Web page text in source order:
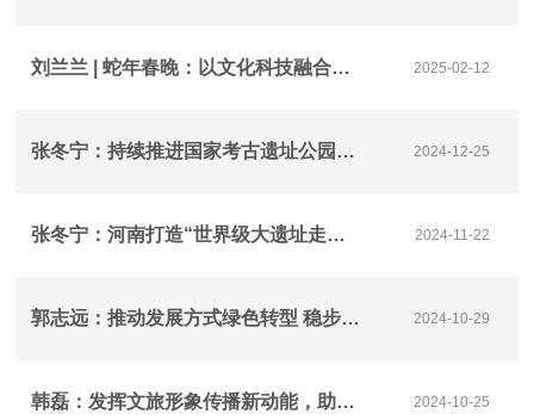
刘兰兰 | 蛇年春晚：以文化科技融合创新打造“国潮年夜饭” 2025-02-12
张冬宁：持续推进国家考古遗址公园建设 2024-12-25
张冬宁：河南打造“世界级大遗址走廊”的理论源流与逻辑演进 2024-11-22
郭志远：推动发展方式绿色转型 稳步增进民生福祉 2024-10-29
韩磊：发挥文旅形象传播新动能，助力郑东“新夜态”经济崛起 2024-10-25